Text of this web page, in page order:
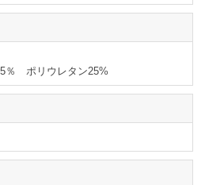
％ ポリウレタン25%